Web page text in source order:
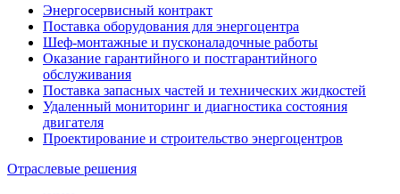
Энергосервисный контракт
Поставка оборудования для энергоцентра
Шеф-монтажные и пусконаладочные работы
Оказание гарантийного и постгарантийного
обслуживания
Поставка запасных частей и технических жидкостей
Удаленный мониторинг и диагностика состояния
двигателя
Проектирование и строительство энергоцентров
Отраслевые решения